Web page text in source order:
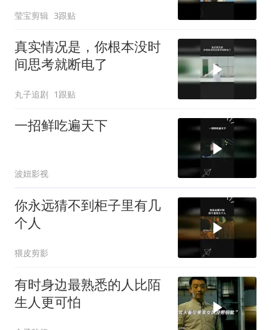
莹宝剪辑 3跟贴
真实情况是，你根本没时
间思考就断电了
丸子追剧 1跟贴
一招鲜吃遍天下
波妞影视
你永远猜不到柜子里有几
个人
猥皮剪影
有时身边最熟悉的人比陌
生人更可怕